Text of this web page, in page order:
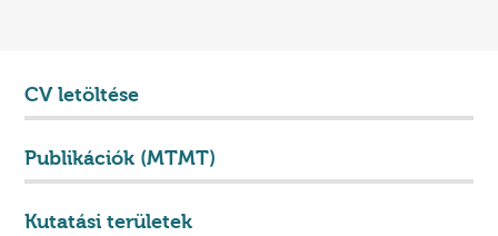
CV letöltése
Publikációk (MTMT)
Kutatási területek